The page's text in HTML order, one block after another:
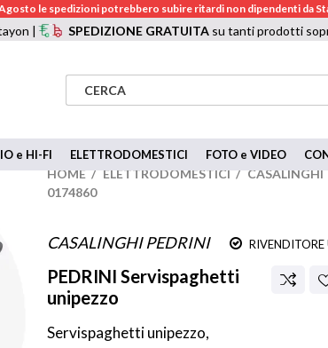
le spedizioni potrebbero subire ritardi non dipendenti da
| SPEDIZIONE GRATUITAsu tanti prodotti
e HI-FI ELETTRODOMESTICI FOTO e VIDEO
HOME / ELETTRODOMESTICI / CASALINGHI
0174860
CASALINGHI PEDRINI RIVENDITORE
PEDRINI Servispaghetti
unipezzo
Servispaghetti unipezzo,